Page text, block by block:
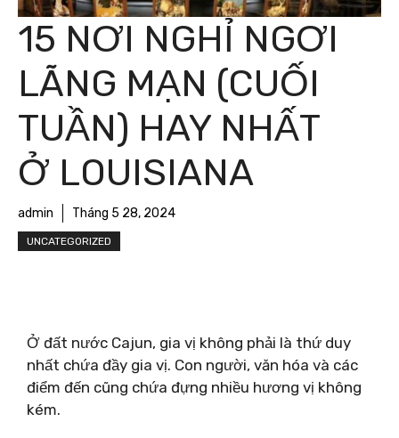
15 NƠI NGHỈ NGƠI
LÃNG MẠN (CUỐI
TUẦN) HAY NHẤT
Ở LOUISIANA
admin Tháng 5 28, 2024
UNCATEGORIZED
Ở đất nước Cajun, gia vị không phải là thứ duy
nhất chứa đầy gia vị. Con người, văn hóa và các
điểm đến cũng chứa đựng nhiều hương vị không
kém.